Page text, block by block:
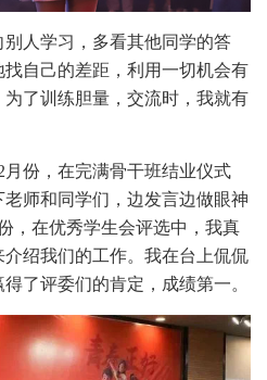
人学习，多看其他同学的答
自己的差距，利用一切机会有
了训练胆量，交流时，我就有
月份，在完满骨干班结业仪式
老师和同学们，边发言边做眼神
，在优秀学生会评选中，我真
绍我们的工作。我在台上侃侃
了评委们的肯定，成绩第一。